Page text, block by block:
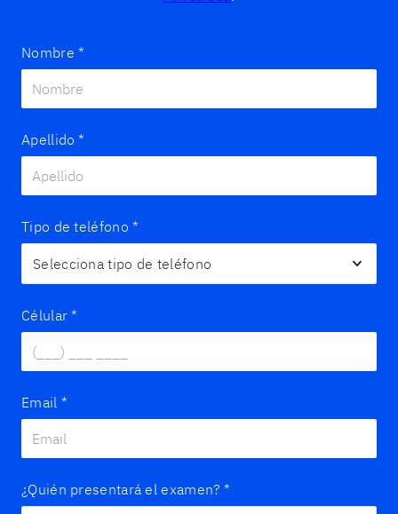
Nombre *
Apellido *
Tipo de teléfono *
Célular *
Email *
¿Quién presentará el examen? *